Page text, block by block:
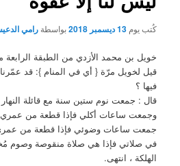
كُتب يوم13 ديسمبر 2018 بواسطةرامي
خويل بن محمد الأزدي من الطبقة
قيل لخويل مرّة { أي في المنام }: قد
فيها ؟
قال : جمعت نوم ستين سنة مع قائلة
وجمعت ساعات أكلي فإذا قطعة من عمري
جمعت ساعات وضوئي فإذا قطعة من
في صلاتي فإذا هي صلاة منقوصة وصوم
الهلكة ، انتهى.